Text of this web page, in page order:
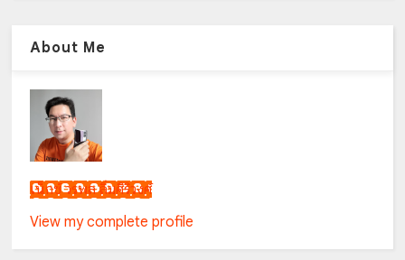
About Me
เน็กซ์ วรพล ลิ่มศิริวงศ์
View my complete profile